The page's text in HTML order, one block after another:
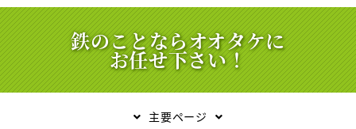
鉄のことならオオタケに
お任せ下さい！
主要ページ